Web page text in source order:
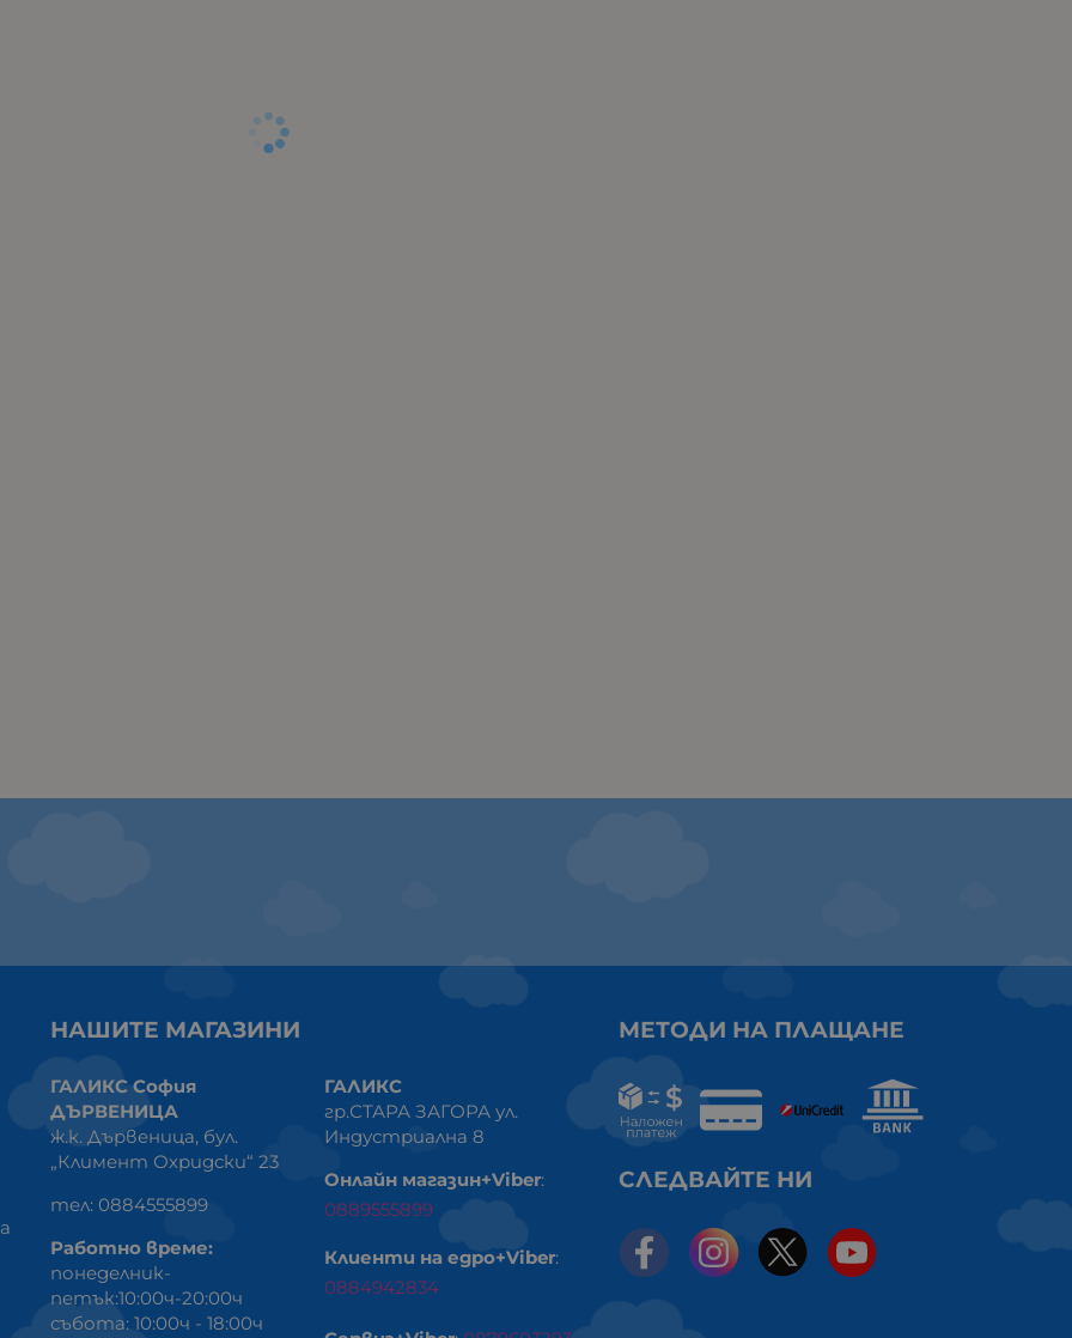
НАШИТЕ МАГАЗИНИ
ГАЛИКС София
ДЪРВЕНИЦА
ж.к. Дървеница, бул.
„Климент Охридски“ 23
тел: 0884555899
Работно време:
понеделник-
петък:10:00ч-20:00ч
събота: 10:00ч - 18:00ч
ГАЛИКС
гр.СТАРА ЗАГОРА ул.
Индустриална 8
Онлайн магазин+Viber:
0889555899
Клиенти на едро+Viber:
0884942834
МЕТОДИ НА ПЛАЩАНЕ
СЛЕДВАЙТЕ НИ